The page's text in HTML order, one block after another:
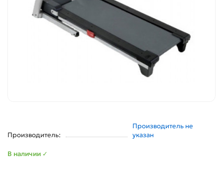
Производитель:
Производитель не
указан
В наличии ✓